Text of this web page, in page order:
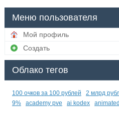
Меню пользователя
Мой профиль
Создать
Облако тегов
100 очков за 100 рублей 2 млрд
9%
academy pve ai kodex